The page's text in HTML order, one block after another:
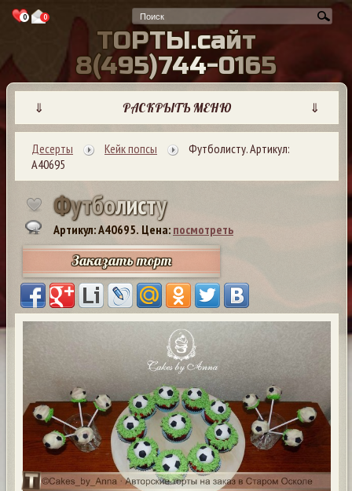
0 0
ТОРТЫ.сайт
8(495)744-0165
⇓ РАСКРЫТЬ МЕНЮ ⇓
Десерты Кейк попсы
Футболисту. Артикул:
А40695
Футболисту
Артикул: A40695. Цена: посмотреть
Заказать торт